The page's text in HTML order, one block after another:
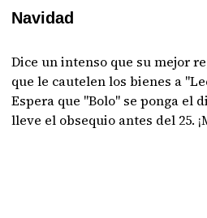
Navidad
Dice un intenso que su mejor
que le cautelen los bienes a
Espera que "Bolo" se ponga el
lleve el obsequio antes del 25.